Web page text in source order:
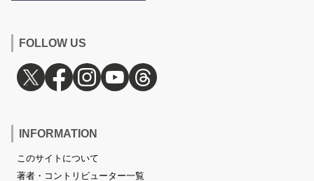
FOLLOW US
INFORMATION
このサイトについて
著者・コントリビューター一覧